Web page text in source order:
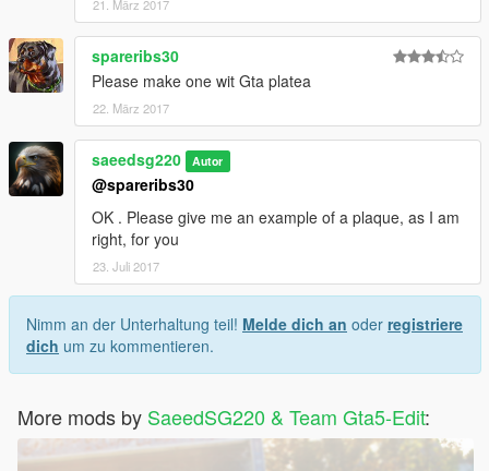
21. März 2017
spareribs30
Please make one wit Gta platea
22. März 2017
saeedsg220 Autor
@spareribs30
OK . Please give me an example of a plaque, as I am
right, for you
23. Juli 2017
Nimm an der Unterhaltung teil! Melde dich an oder registriere
dich um zu kommentieren.
More mods by SaeedSG220 & Team Gta5-Edit: